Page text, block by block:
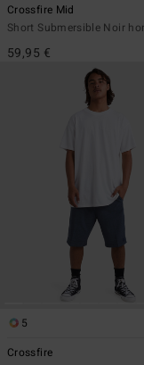
Crossfire Mid
Short Submersible Noir
59,95 €
5
Crossfire